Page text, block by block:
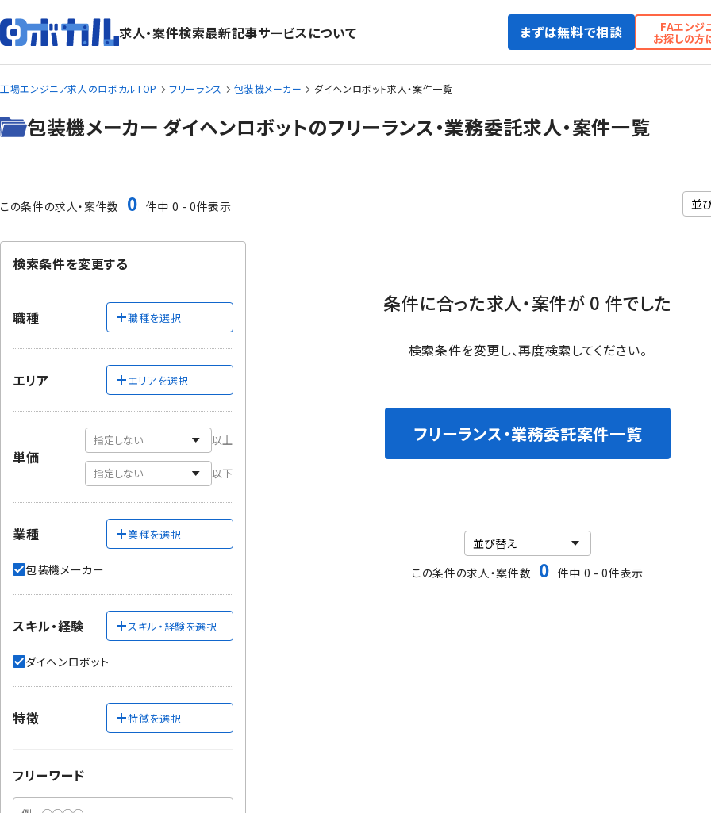
求人・案件検索最新記事サービスについて まずは無料で相談 FAエンジ
お探しの方
工場エンジニア求人のロボカルTOP フリーランス 包装機メーカー ダイヘンロボット求人・案件一覧
包装機メーカー ダイヘンロボットのフリーランス・業務委託求人・案件一覧
この条件の求人・案件数 0 件中 0 - 0件表示
条件に合った求人・案件が 0 件でした
検索条件を変更し、再度検索してください。
フリーランス・業務委託案件一覧
この条件の求人・案件数 0 件中 0 - 0件表示
検索条件を変更する
職種 職種を選択
エリア エリアを選択
単価
以上
以下
業種 業種を選択
包装機メーカー
スキル・経験 スキル・経験を選択
ダイヘンロボット
特徴 特徴を選択
フリーワード